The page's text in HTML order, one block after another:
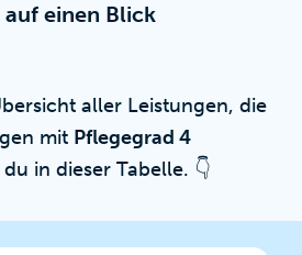
einen Blick
aller Leistungen, die
mit Pflegegrad 4
in dieser Tabelle. 👇